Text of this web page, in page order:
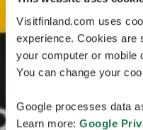
Visitfinland.com uses
experience. Cookies are
your computer or mobile
You can change your
Google processes data
Learn more: Google